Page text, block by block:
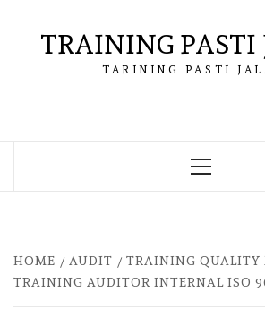
contentTRAINING PASTI
TARINING PASTI
Primary
HOME AUDIT
TRAINING QUALITY
TRAINING AUDITOR INTERNAL ISO